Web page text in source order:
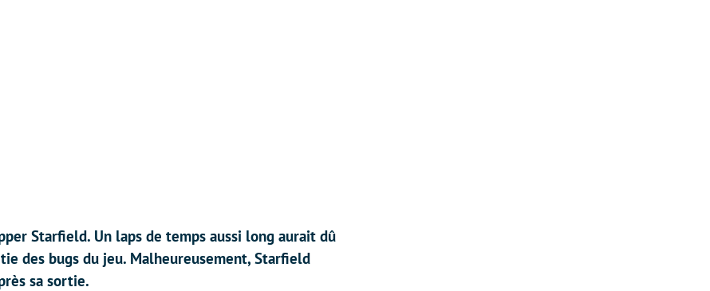
Starfield. Un laps de temps aussi long aurait dû
des bugs du jeu. Malheureusement, Starfield
sa sortie.